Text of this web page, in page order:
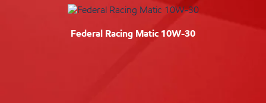
Federal Racing Matic 10W-30